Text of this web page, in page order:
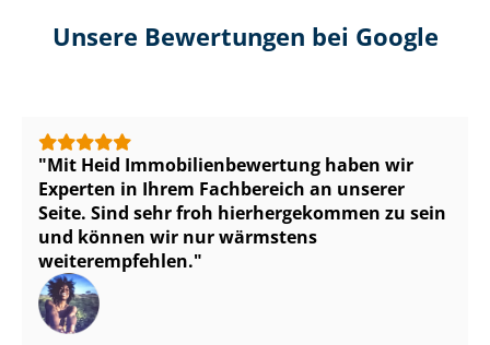
Unsere Bewertungen bei Google
Mit Heid Im­mo­bi­li­en­be­wer­tung haben wir
Experten in Ihrem Fachbereich an unserer
Seite. Sind sehr froh hierhergekommen zu sein
und können wir nur wärmstens
weiterempfehlen.